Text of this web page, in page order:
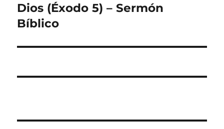
siguiente:
Dios (Éxodo 5) – Sermón
Bíblico